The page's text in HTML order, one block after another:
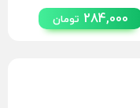
284,000 تومان